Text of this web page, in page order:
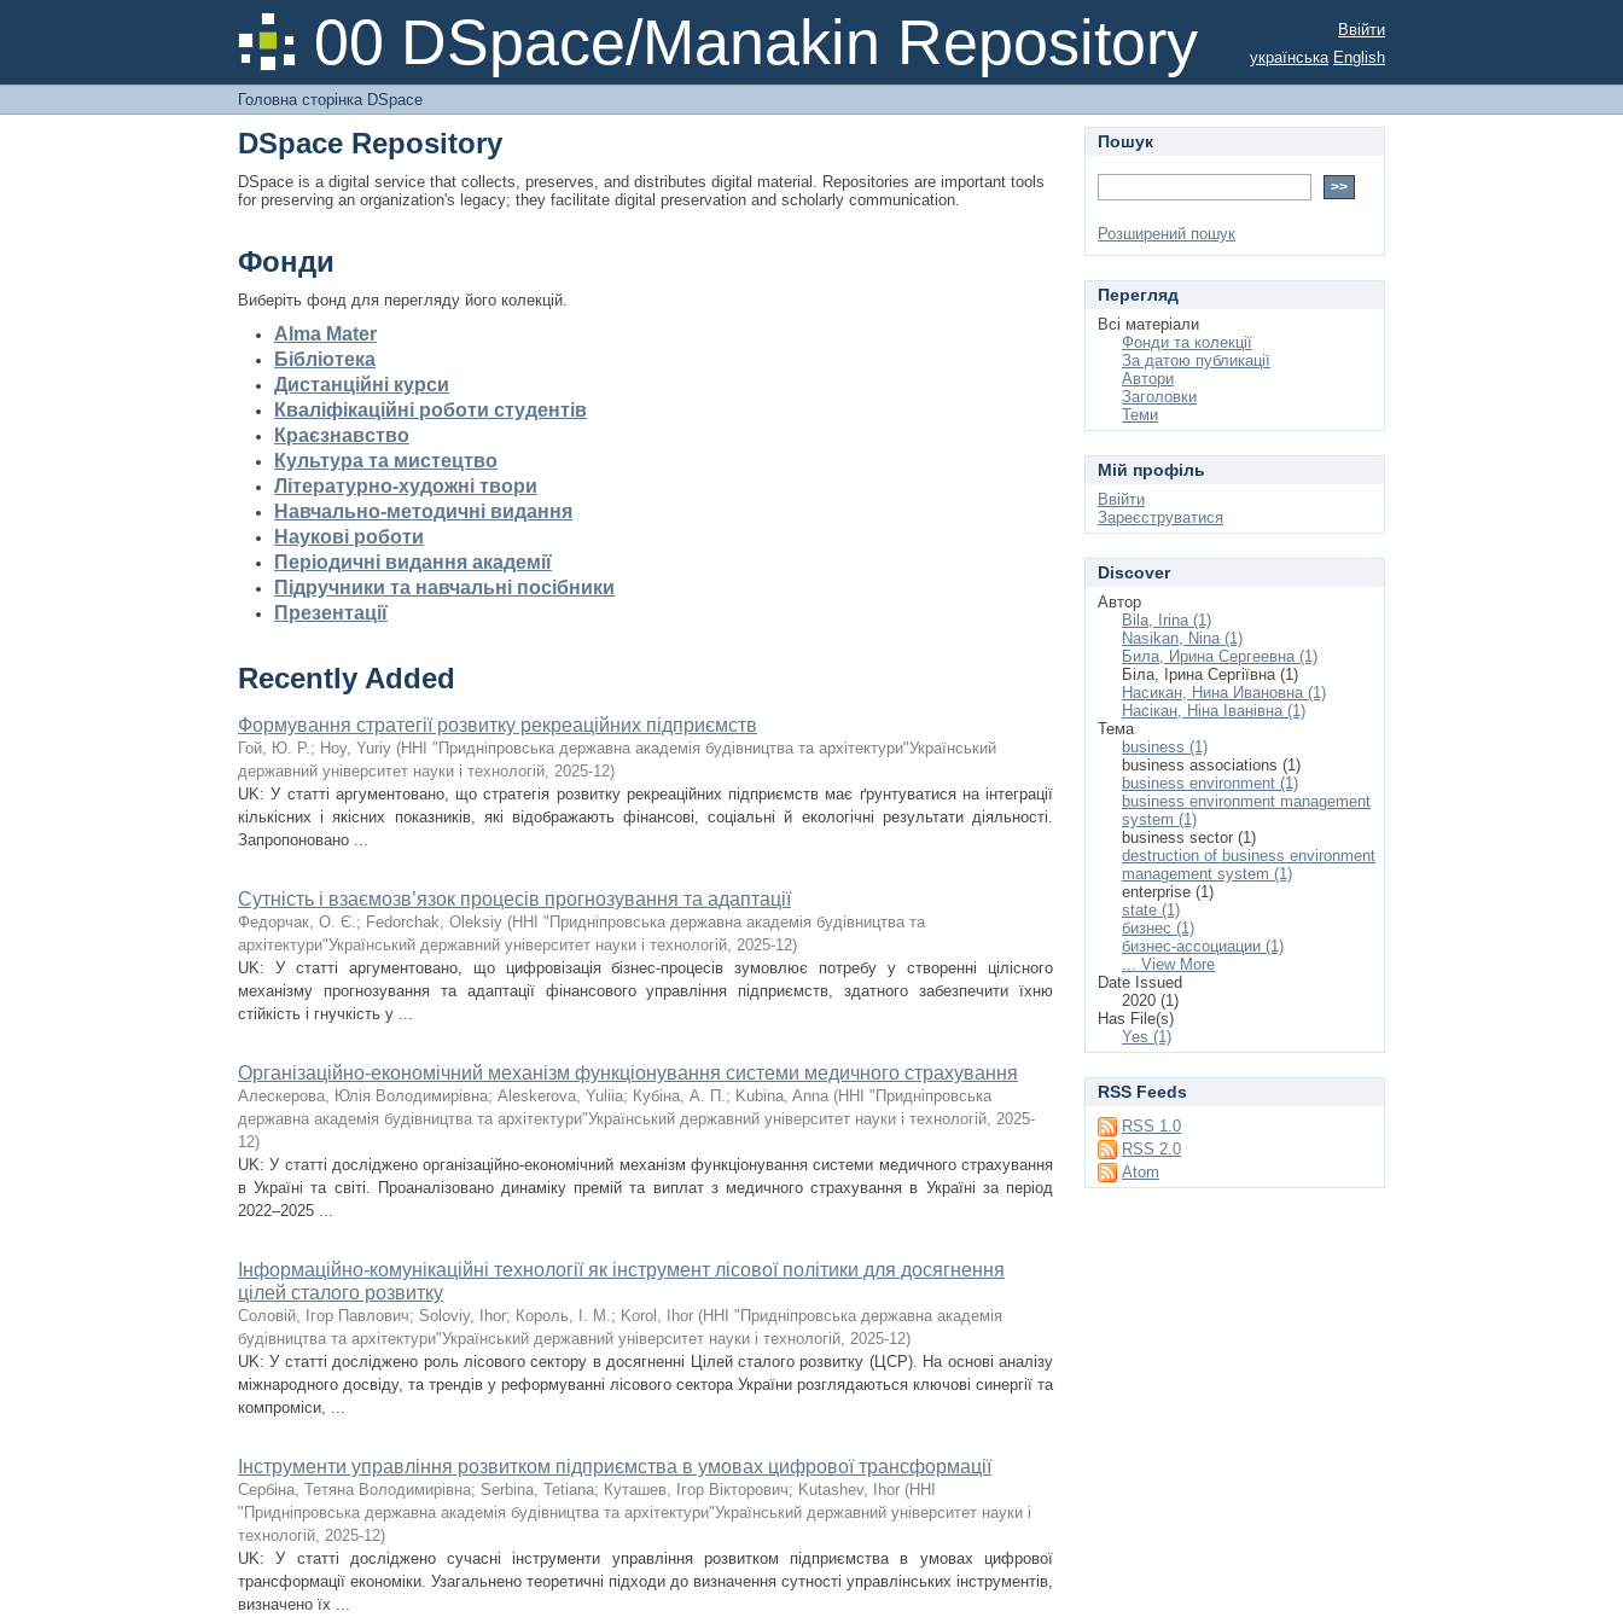
00 DSpace/Manakin Repository
Головна сторінка DSpace
Ввійти
українська English
Головна сторінка DSpace
DSpace Repository
DSpace is a digital service that collects, preserves, and distributes digital material. Repositories are important tools
for preserving an organization's legacy; they facilitate digital preservation and scholarly communication.
Фонди
Виберіть фонд для перегляду його колекцій.
Alma Mater
Бібліотека
Дистанційні курси
Кваліфікаційні роботи студентів
Краєзнавство
Культура та мистецтво
Літературно-художні твори
Навчально-методичні видання
Наукові роботи
Періодичні видання академії
Підручники та навчальні посібники
Презентації
Recently Added
Формування стратегії розвитку рекреаційних підприємств
Гой, Ю. Р.; Hoy, Yuriy (ННІ "Придніпровська державна академія будівництва та архітектури"Український
державний університет науки і технологій, 2025-12)
UK: У статті аргументовано, що стратегія розвитку рекреаційних підприємств має ґрунтуватися на інтеграції
кількісних і якісних показників, які відображають фінансові, соціальні й екологічні результати діяльності.
Запропоновано ...
Сутність і взаємозв’язок процесів прогнозування та адаптації
Федорчак, О. Є.; Fedorchak, Oleksiy (ННІ "Придніпровська державна академія будівництва та
архітектури"Український державний університет науки і технологій, 2025-12)
UK: У статті аргументовано, що цифровізація бізнес-процесів зумовлює потребу у створенні цілісного
механізму прогнозування та адаптації фінансового управління підприємств, здатного забезпечити їхню
стійкість і гнучкість у ...
Організаційно-економічний механізм функціонування системи медичного страхування
Алескерова, Юлія Володимирівна; Aleskerova, Yuliia; Кубіна, А. П.; Kubina, Anna (ННІ "Придніпровська
державна академія будівництва та архітектури"Український державний університет науки і технологій, 2025-
12)
UK: У статті досліджено організаційно-економічний механізм функціонування системи медичного страхування
в Україні та світі. Проаналізовано динаміку премій та виплат з медичного страхування в Україні за період
2022–2025 ...
Інформаційно-комунікаційні технології як інструмент лісової політики для досягнення
цілей сталого розвитку
Соловій, Ігор Павлович; Soloviy, Ihor; Король, І. М.; Korol, Ihor (ННІ "Придніпровська державна академія
будівництва та архітектури"Український державний університет науки і технологій, 2025-12)
UK: У статті досліджено роль лісового сектору в досягненні Цілей сталого розвитку (ЦСР). На основі аналізу
міжнародного досвіду, та трендів у реформуванні лісового сектора України розглядаються ключові синергії та
компроміси, ...
Інструменти управління розвитком підприємства в умовах цифрової трансформації
Сербіна, Тетяна Володимирівна; Serbina, Tetiana; Куташев, Ігор Вікторович; Kutashev, Ihor (ННІ
"Придніпровська державна академія будівництва та архітектури"Український державний університет науки і
технологій, 2025-12)
UK: У статті досліджено сучасні інструменти управління розвитком підприємства в умовах цифрової
трансформації економіки. Узагальнено теоретичні підходи до визначення сутності управлінських інструментів,
визначено їх ...
Пошук
Розширений пошук
Перегляд
Всі матеріали
Фонди та колекції
За датою публикації
Автори
Заголовки
Теми
Мій профіль
Ввійти
Зареєструватися
Discover
Автор
Bila, Irina (1)
Nasikan, Nina (1)
Била, Ирина Сергеевна (1)
Біла, Ірина Сергіївна (1)
Насикан, Нина Ивановна (1)
Насікан, Ніна Іванівна (1)
Тема
business (1)
business associations (1)
business environment (1)
business environment management
system (1)
business sector (1)
destruction of business environment
management system (1)
enterprise (1)
state (1)
бизнес (1)
бизнес-ассоциации (1)
... View More
Date Issued
2020 (1)
Has File(s)
Yes (1)
RSS Feeds
RSS 1.0
RSS 2.0
Atom